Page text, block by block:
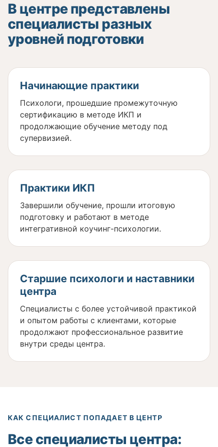
В центре представлены
специалисты разных
уровней подготовки
Начинающие практики
Психологи, прошедшие промежуточную
сертификацию в методе ИКП и
продолжающие обучение методу под
супервизией.
Практики ИКП
Завершили обучение, прошли итоговую
подготовку и работают в методе
интегративной коучинг-психологии.
Старшие психологи и наставники
центра
Специалисты с более устойчивой практикой
и опытом работы с клиентами, которые
продолжают профессиональное развитие
внутри среды центра.
КАК СПЕЦИАЛИСТ ПОПАДАЕТ В ЦЕНТР
Все специалисты центра: